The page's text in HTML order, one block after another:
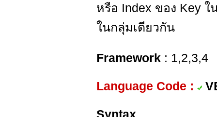
หรือ Index ของ Key
ในกลุ่มเดียวกัน
Framework : 1,2,3,4
Language Code :
Syntax